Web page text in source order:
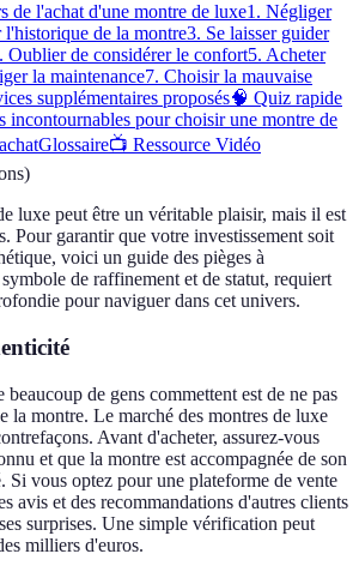
de l'achat d'une montre de luxe1. Négliger
l'historique de la montre3. Se laisser guider
Oublier de considérer le confort5. Acheter
la maintenance7. Choisir la mauvaise
supplémentaires proposés🧠 Quiz rapide
incontournables pour choisir une montre de
Glossaire📺 Ressource Vidéo
)
luxe peut être un véritable plaisir, mais il est
Pour garantir que votre investissement soit
voici un guide des pièges à
de raffinement et de statut, requiert
pour naviguer dans cet univers.
de gens commettent est de ne pas
la montre. Le marché des montres de luxe
Avant d'acheter, assurez-vous
et que la montre est accompagnée de son
Si vous optez pour une plateforme de vente
avis et des recommandations d'autres clients
surprises. Une simple vérification peut
milliers d'euros.